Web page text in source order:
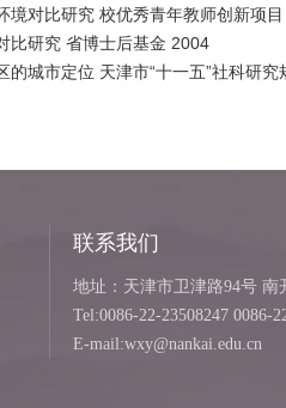
境对比研究 校优秀青年教师创新项
比研究 省博士后基金 2004
的城市定位 天津市“十一五”社科研
联系我们
地址：天津市卫津路94号 南
Tel:0086-22-23508247 0086-
E-mail:wxy@nankai.edu.cn